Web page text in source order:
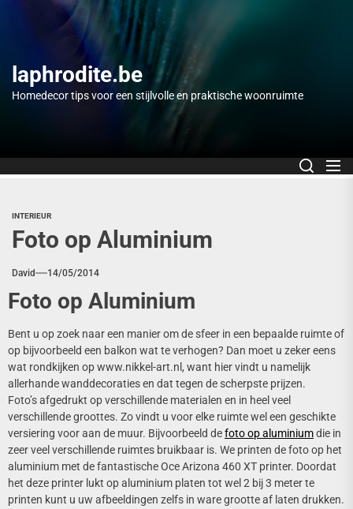
content
laphrodite.be
Homedecor tips voor een stijlvolle en praktische woonruimte
INTERIEUR
Foto op Aluminium
David 14/05/2014
Foto op Aluminium
Bent u op zoek naar een manier om de sfeer in een bepaalde ruimte of
op bijvoorbeeld een balkon wat te verhogen? Dan moet u zeker eens
wat rondkijken op www.nikkel-art.nl, want hier vindt u namelijk
allerhande wanddecoraties en dat tegen de scherpste prijzen.
Foto’s afgedrukt op verschillende materialen en in heel veel
verschillende groottes. Zo vindt u voor elke ruimte wel een geschikte
versiering voor aan de muur. Bijvoorbeeld defoto op aluminiumdie in
zeer veel verschillende ruimtes bruikbaar is. We printen de foto op het
aluminium met de fantastische Oce Arizona 460 XT printer. Doordat
het deze printer lukt op aluminium platen tot wel 2 bij 3 meter te
printen kunt u uw afbeeldingen zelfs in ware grootte af laten drukken.